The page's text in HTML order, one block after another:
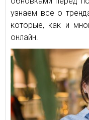
узнаем все о
которые, как и
онлайн.